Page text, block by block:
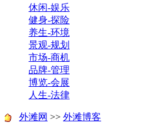
休闲-娱乐
健身-探险
养生-环境
景观-规划
市场-商机
品牌-管理
博览-会展
人生-法律
外滩网 >> 外滩博客